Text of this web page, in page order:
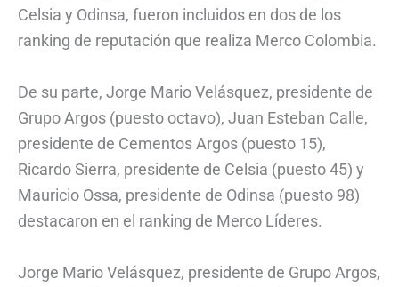
Celsia y Odinsa, fueron incluidos en dos de los
ranking de reputación que realiza Merco Colombia.
De su parte, Jorge Mario Velásquez, presidente de
Grupo Argos (puesto octavo), Juan Esteban Calle,
presidente de Cementos Argos (puesto 15),
Ricardo Sierra, presidente de Celsia (puesto 45) y
Mauricio Ossa, presidente de Odinsa (puesto 98)
destacaron en el ranking de Merco Líderes.
Jorge Mario Velásquez, presidente de Grupo Argos,